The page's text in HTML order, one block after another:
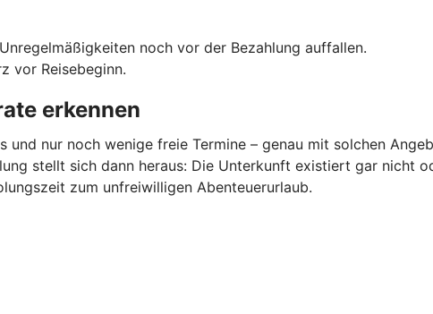
noch vor der Bezahlung auffallen.
vor Reisebeginn.
erkennen
nur noch wenige freie Termine – genau mit solchen
stellt sich dann heraus: Die Unterkunft existiert gar nicht
zum unfreiwilligen Abenteuerurlaub.